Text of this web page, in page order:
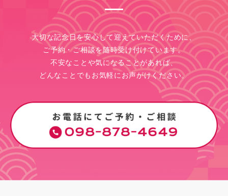
大切な記念日を安心して迎えていただくために、
ご予約・ご相談を随時受け付けています。
不安なことや気になることがあれば、
どんなことでもお気軽にお声がけください。